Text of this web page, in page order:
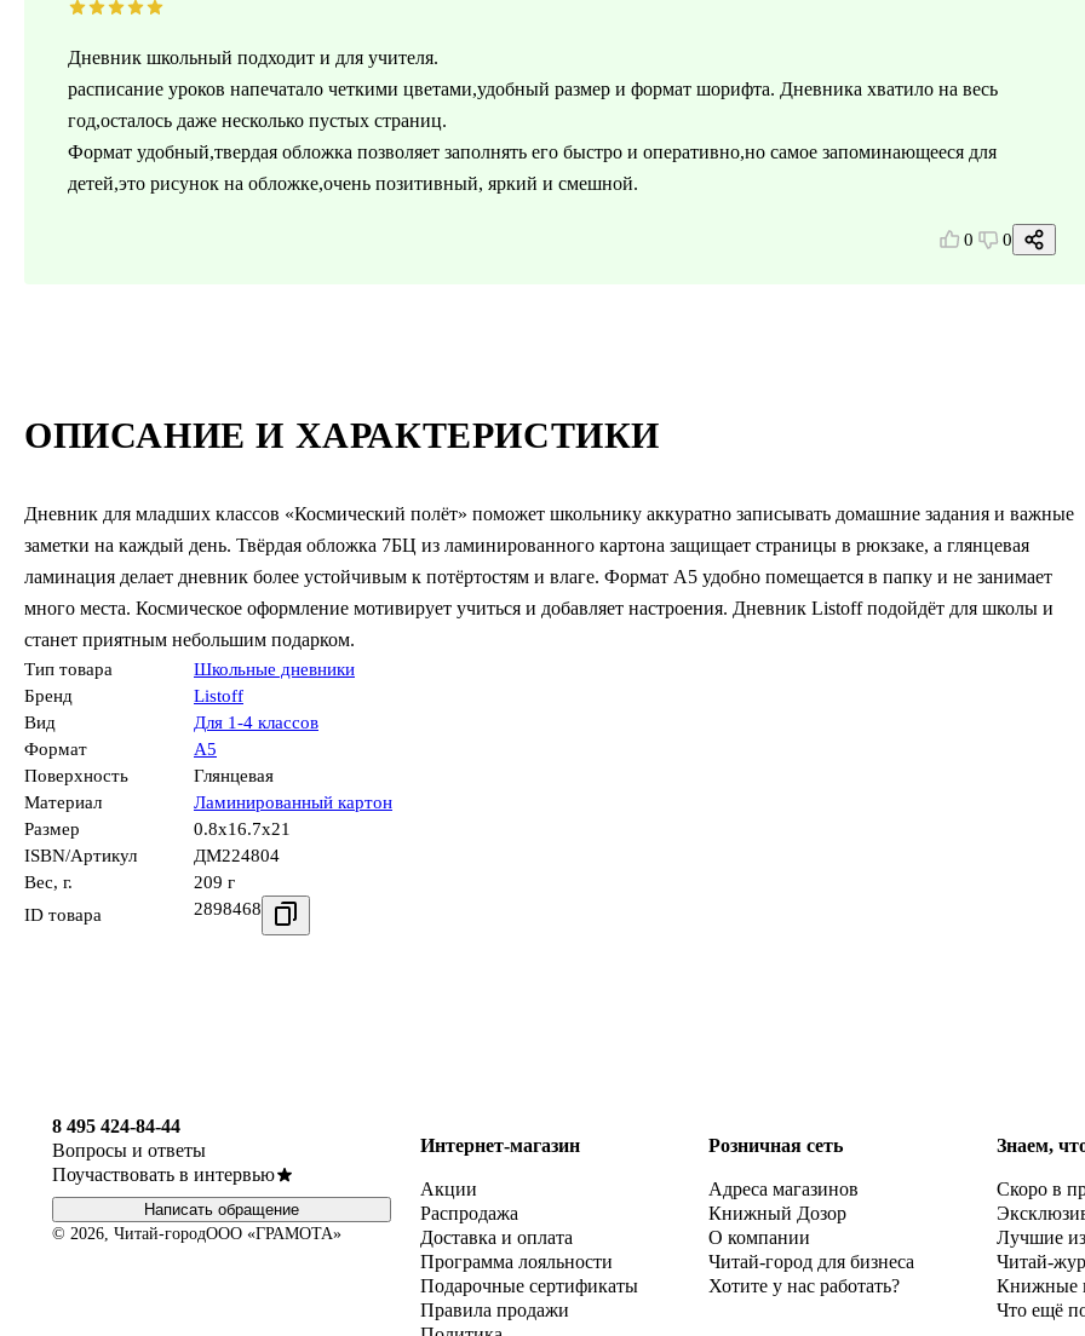
ОПИСАНИЕ И ХАРАКТЕРИСТИКИ
Дневник для младших классов «Космический полёт» поможет школьнику аккуратно записывать домашние задания и важные
заметки на каждый день. Твёрдая обложка 7БЦ из ламинированного картона защищает страницы в рюкзаке, а глянцевая
ламинация делает дневник более устойчивым к потёртостям и влаге. Формат А5 удобно помещается в папку и не занимает
много места. Космическое оформление мотивирует учиться и добавляет настроения. Дневник Listoff подойдёт для школы и
станет приятным небольшим подарком.
Тип товара
Школьные дневники
Бренд
Listoff
Вид
Для 1-4 классов
Формат
А5
Поверхность
Глянцевая
Материал
Ламинированный картон
Размер
0.8x16.7x21
ISBN/Артикул
ДМ224804
Вес, г.
209 г
ID товара
2898468
Дневник школьный подходит и для учителя.
расписание уроков напечатало четкими цветами,удобный размер и формат шорифта. Дневника хватило на весь
год,осталось даже несколько пустых страниц.
Формат удобный,твердая обложка позволяет заполнять его быстро и оперативно,но самое запоминающееся для
детей,это рисунок на обложке,очень позитивный, яркий и смешной.
0 0
8 495 424-84-44
Вопросы и ответы
Поучаствовать в интервью
Написать обращение
© 2026, Читай-городООО «ГРАМОТА»
Интернет-магазин
Акции
Распродажа
Доставка и оплата
Программа лояльности
Подарочные сертификаты
Правила продажи
Розничная сеть
Адреса магазинов
Книжный Дозор
О компании
Читай-город для бизнеса
Хотите у нас работать?
Знаем,
Скоро в
Лучшие
Читай-
Книжные
Что ещё